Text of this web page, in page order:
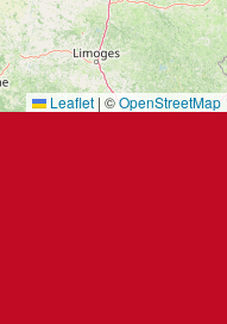
Leaflet | ©OpenStreetMap